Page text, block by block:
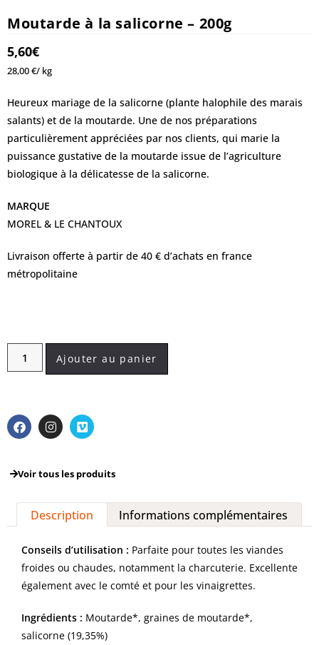
Moutarde à la salicorne – 200g
5,60€
28,00 €/ kg
Heureux mariage de la salicorne (plante halophile des marais
salants) et de la moutarde. Une de nos préparations
particulièrement appréciées par nos clients, qui marie la
puissance gustative de la moutarde issue de l’agriculture
biologique à la délicatesse de la salicorne.
MARQUE
MOREL & LE CHANTOUX
Livraison offerte à partir de 40 € d’achats en france
métropolitaine
Ajouter au panier
Voir tous les produits
Description Informations complémentaires
Conseils d’utilisation : Parfaite pour toutes les viandes
froides ou chaudes, notamment la charcuterie. Excellente
également avec le comté et pour les vinaigrettes.
Ingrédients : Moutarde*, graines de moutarde*,
salicorne (19,35%)